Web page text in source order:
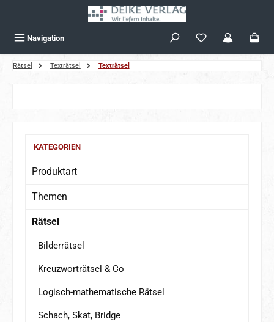
Navigation
Rätsel Texträtsel Texträtsel
KATEGORIEN
Produktart
Themen
Rätsel
Bilderrätsel
Kreuzworträtsel & Co
Logisch-mathematische Rätsel
Schach, Skat, Bridge